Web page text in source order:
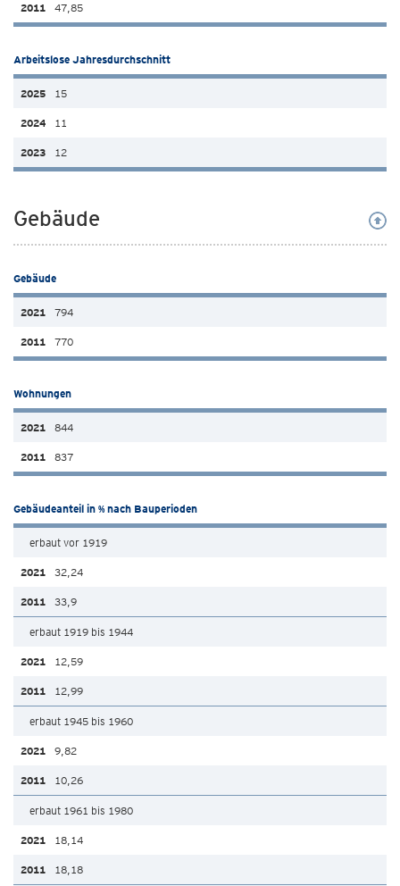
47,85
Arbeitslose Jahresdurchschnitt
15
11
12
Gebäude
Gebäude
794
770
Wohnungen
844
837
Gebäudeanteil in % nach Bauperioden
erbaut vor 1919
32,24
33,9
erbaut 1919 bis 1944
12,59
12,99
erbaut 1945 bis 1960
9,82
10,26
erbaut 1961 bis 1980
18,14
18,18